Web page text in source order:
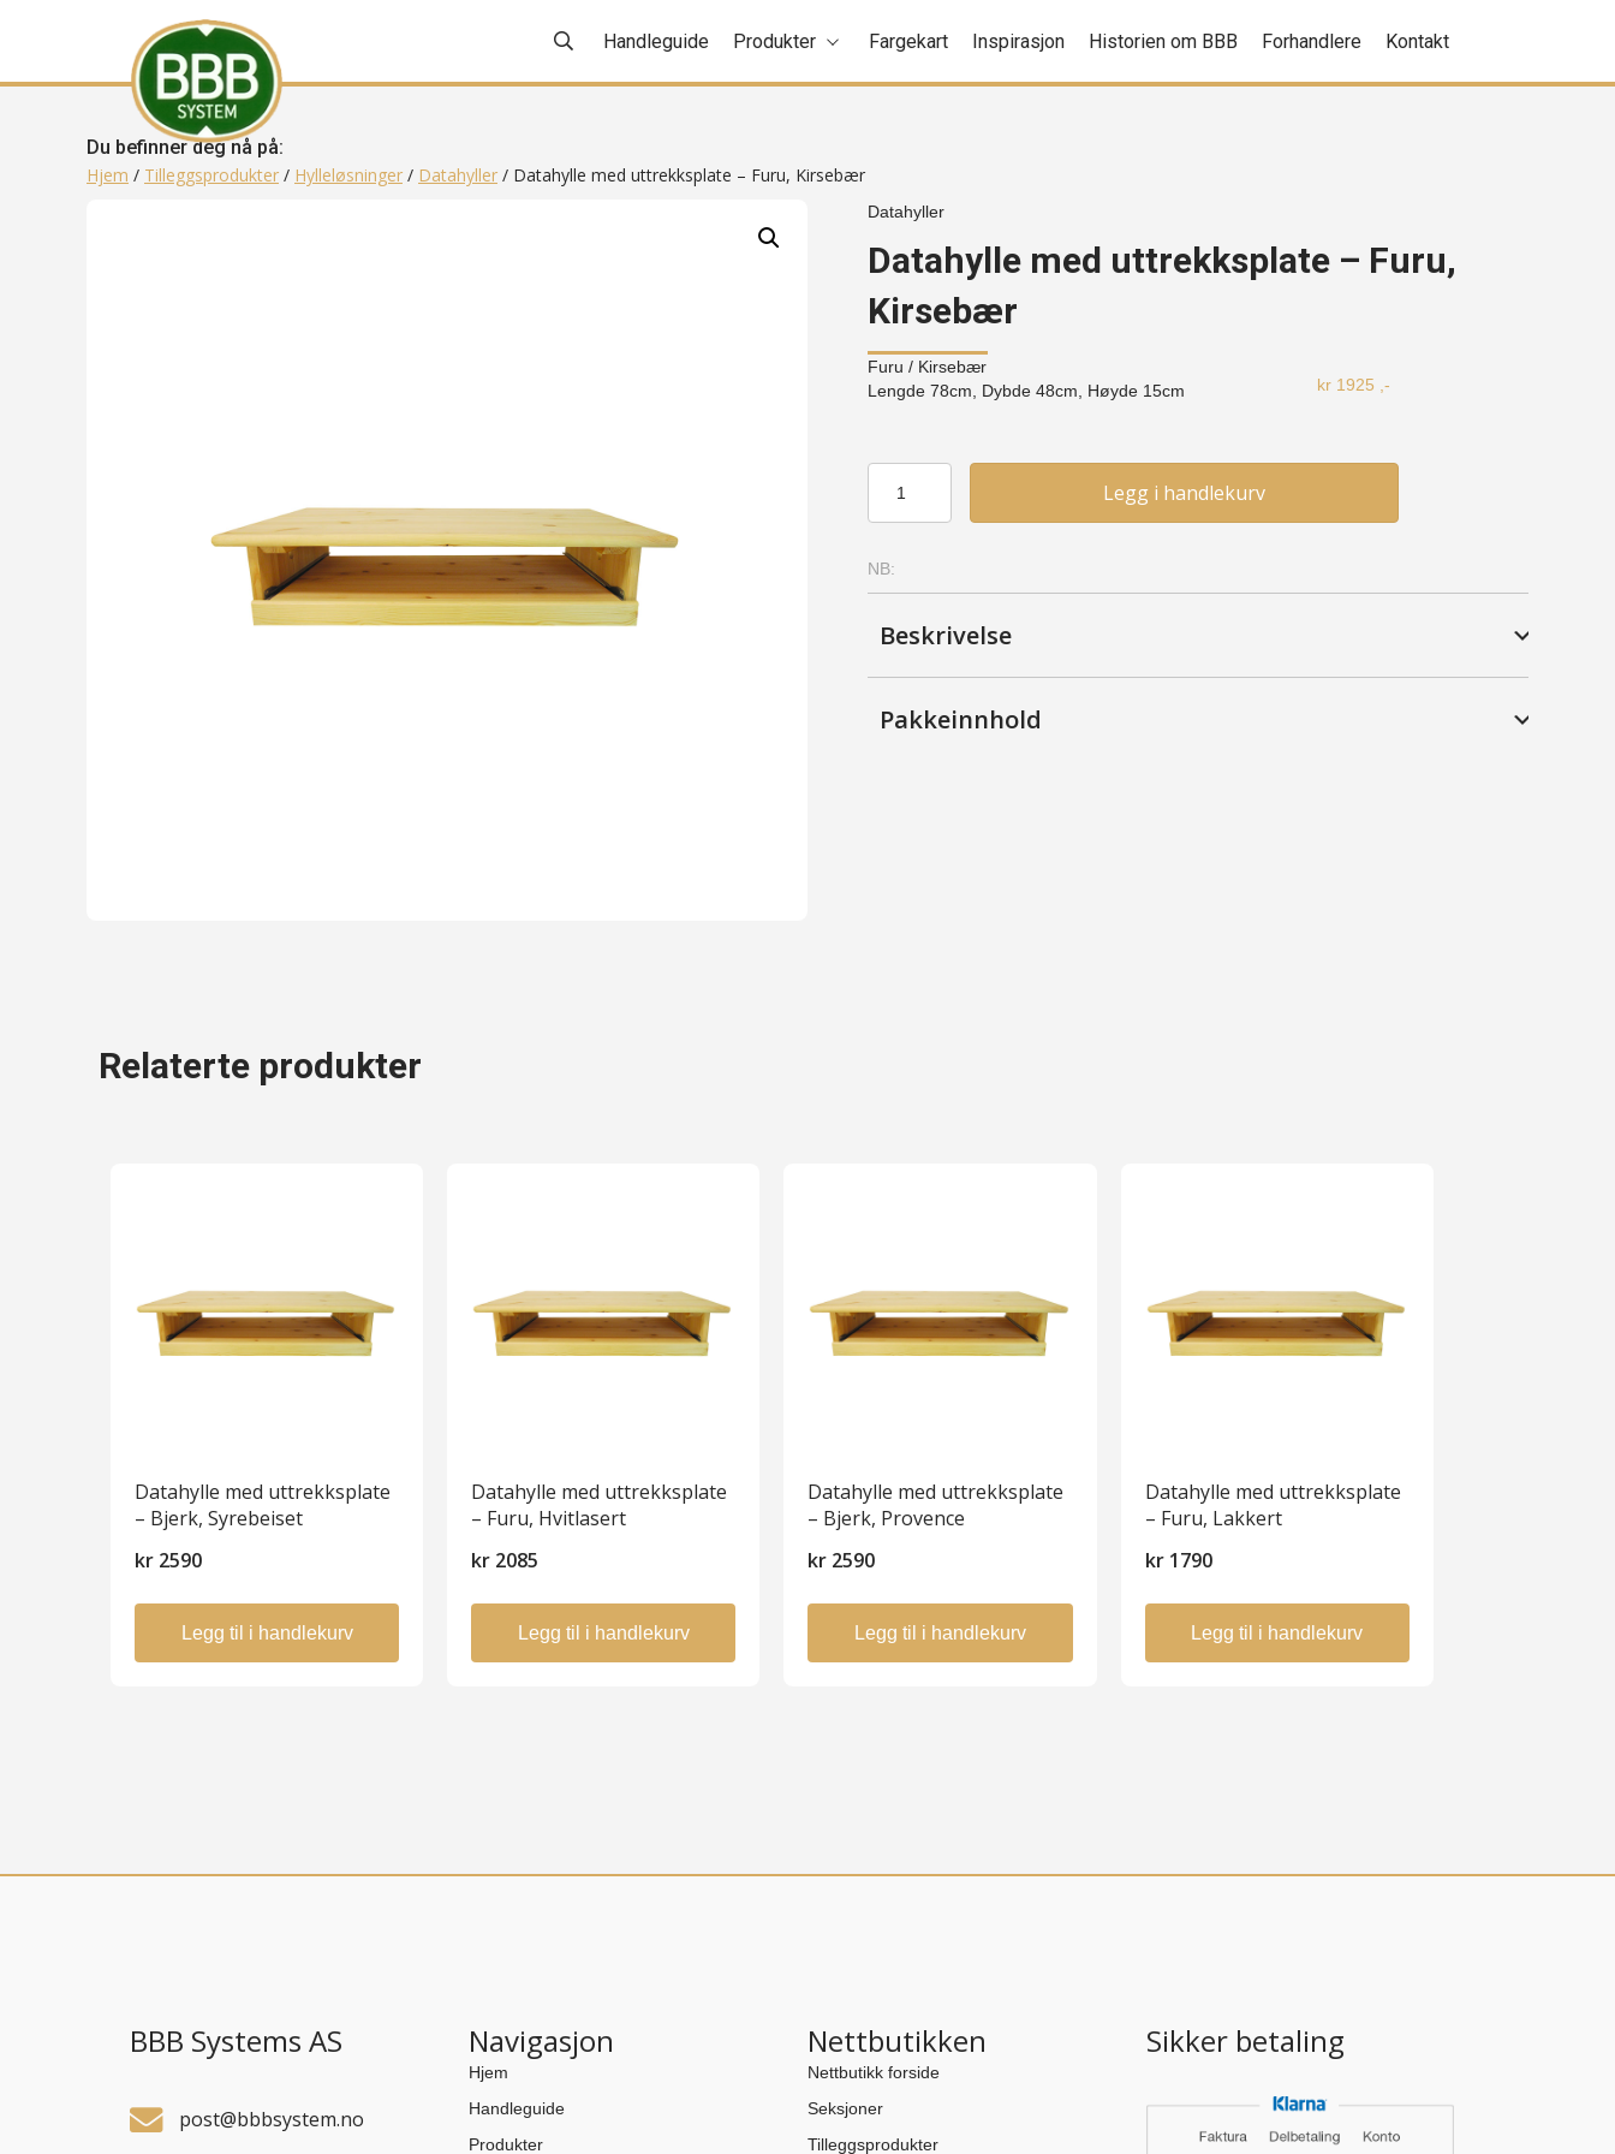
Handleguide Produkter Fargekart Inspirasjon Historien om BBB Forhandlere Kontakt
Du befinner deg nå på:
Hjem / Tilleggsprodukter / Hylleløsninger / Datahyller / Datahylle med uttrekksplate – Furu, Kirsebær
Datahyller
Datahylle med uttrekksplate – Furu,
Kirsebær
Furu / Kirsebær
Lengde 78cm, Dybde 48cm, Høyde 15cm kr1925 ,-
med
uttrekksplate
Furu,
Kirsebær
Legg i handlekurv
NB:
Beskrivelse
Pakkeinnhold
Relaterte produkter
Datahylle med uttrekksplate
– Bjerk, Syrebeiset
kr 2590
Legg til i handlekurv
Datahylle med uttrekksplate
– Furu, Hvitlasert
kr 2085
Legg til i handlekurv
Datahylle med uttrekksplate
– Bjerk, Provence
kr 2590
Legg til i handlekurv
Datahylle med uttrekksplate
– Furu, Lakkert
kr1790
Legg til i handlekurv
BBB Systems AS
post@bbbsystem.no
Navigasjon
Hjem
Handleguide
Produkter
Nettbutikken
Nettbutikk forside
Seksjoner
Tilleggsprodukter
Sikker betaling